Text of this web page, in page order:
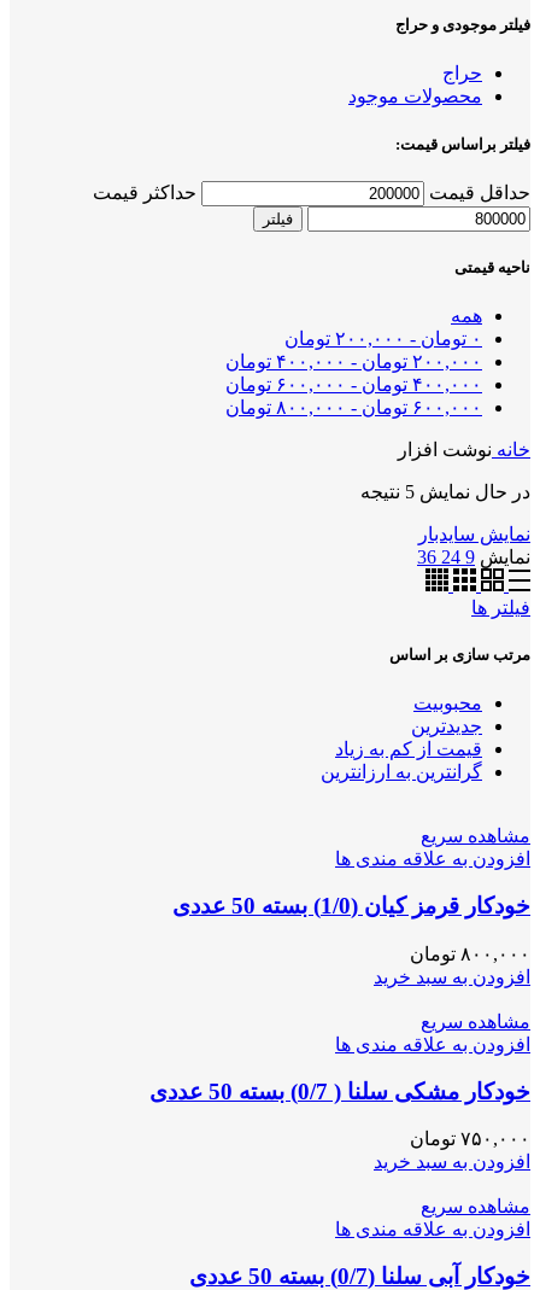
فیلتر موجودی و حراج
حراج
محصولات موجود
فیلتر براساس قیمت:
حداقل قیمت حداکثر قیمت
فیلتر
ناحیه قیمتی
همه
۰ تومان - ۲۰۰,۰۰۰ تومان
۲۰۰,۰۰۰ تومان - ۴۰۰,۰۰۰ تومان
۴۰۰,۰۰۰ تومان - ۶۰۰,۰۰۰ تومان
۶۰۰,۰۰۰ تومان - ۸۰۰,۰۰۰ تومان
خانه نوشت افزار
در حال نمایش 5 نتیجه
نمایش سایدبار
نمایش 9
24
36
فیلتر ها
مرتب سازی بر اساس
محبوبیت
جدیدترین
قیمت از کم به زیاد
گرانترین به ارزانترین
مشاهده سریع
افزودن به علاقه مندی ها
خودکار قرمز کیان (1/0) بسته 50 عددی
۸۰۰,۰۰۰ تومان
افزودن به سبد خرید
مشاهده سریع
افزودن به علاقه مندی ها
خودکار مشکی سلنا ( 0/7) بسته 50 عددی
۷۵۰,۰۰۰ تومان
افزودن به سبد خرید
مشاهده سریع
افزودن به علاقه مندی ها
خودکار آبی سلنا (0/7) بسته 50 عددی